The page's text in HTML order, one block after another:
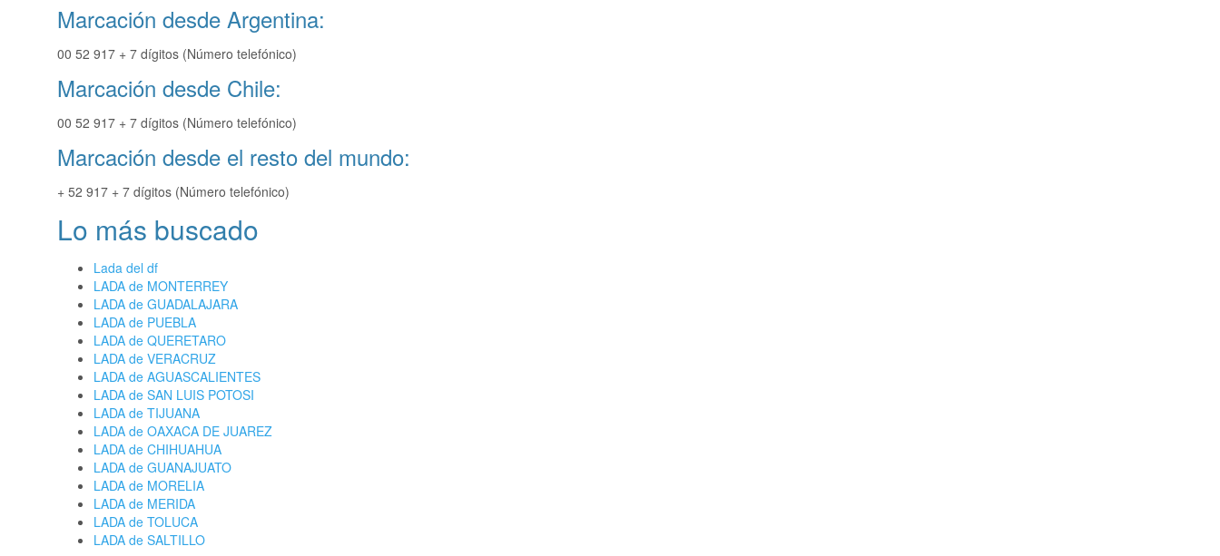
Marcación desde Argentina:
00 52 917 + 7 dígitos (Número telefónico)
Marcación desde Chile:
00 52 917 + 7 dígitos (Número telefónico)
Marcación desde el resto del mundo:
+ 52 917 + 7 dígitos (Número telefónico)
Lo más buscado
Lada del df
LADA de MONTERREY
LADA de GUADALAJARA
LADA de PUEBLA
LADA de QUERETARO
LADA de VERACRUZ
LADA de AGUASCALIENTES
LADA de SAN LUIS POTOSI
LADA de TIJUANA
LADA de OAXACA DE JUAREZ
LADA de CHIHUAHUA
LADA de GUANAJUATO
LADA de MORELIA
LADA de MERIDA
LADA de TOLUCA
LADA de SALTILLO